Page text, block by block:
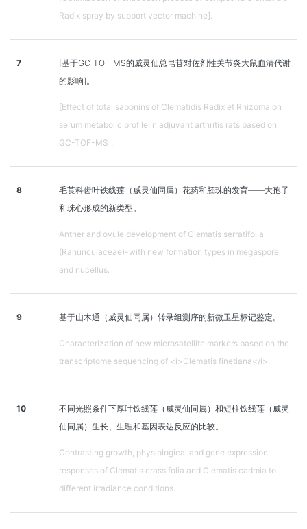
Radix spray by support vector machine].
7
[基于GC-TOF-MS的威灵仙总皂苷对佐剂性关节炎大鼠血清代谢
的影响]。
[Effect of total saponins of Clematidis Radix et Rhizoma on
serum metabolic profile in adjuvant arthritis rats based on
GC-TOF-MS].
8
毛茛科齿叶铁线莲（威灵仙同属）花药和胚珠的发育——大孢子
和珠心形成的新类型。
Anther and ovule development of Clematis serratifolia
(Ranunculaceae)-with new formation types in megaspore
and nucellus.
9 基于山木通（威灵仙同属）转录组测序的新微卫星标记鉴定。
Characterization of new microsatellite markers based on the
transcriptome sequencing of <i>Clematis finetiana</i>.
10
不同光照条件下厚叶铁线莲（威灵仙同属）和短柱铁线莲（威灵
仙同属）生长、生理和基因表达反应的比较。
Contrasting growth, physiological and gene expression
responses of Clematis crassifolia and Clematis cadmia to
different irradiance conditions.